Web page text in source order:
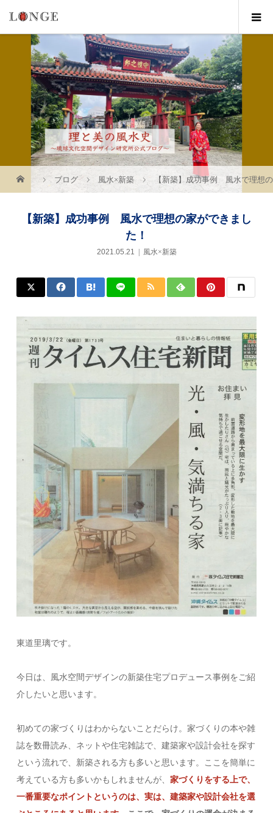
ブログ 風水×新築 【新築】成功事例 風水で理想
【新築】成功事例 風水で理想の家ができまし
た！
2021.05.21 風水×新築
東道里璃です。
今日は、風水空間デザインの新築住宅プロデュース事例をご紹
介したいと思います。
初めての家づくりはわからないことだらけ。家づくりの本や雑
誌を数冊読み、ネットや住宅雑誌で、建築家や設計会社を探す
という流れで、新築される方も多いと思います。ここを簡単に
考えている方も多いかもしれませんが、家づくりをする上で、
一番重要なポイントというのは、実は、建築家や設計会社を選